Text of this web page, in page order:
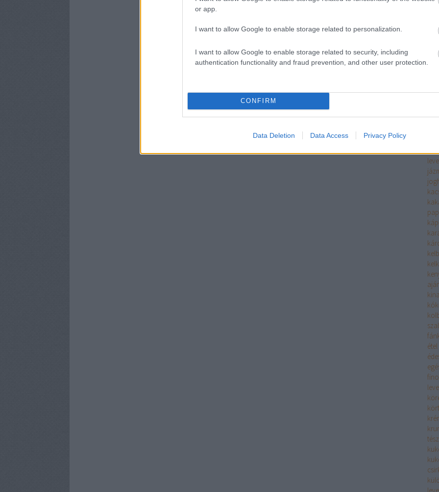
or app.
I want to allow Google to enable storage related to personalization.
I want to allow Google to enable storage related to security, including
authentication functionality and fraud prevention, and other user protection.
CONFIRM
Data Deletion Data Access Privacy Policy
étel